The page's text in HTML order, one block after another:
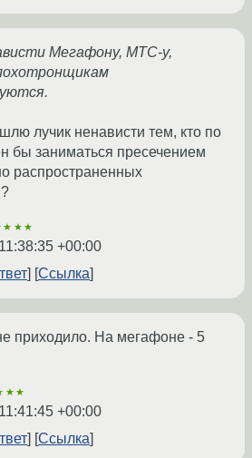
Мегафону, МТС-у,
лучик ненависти тем, кто по
бы заниматься пресечением
распространенных
+00:00
Ссылка
приходило. На мегафоне - 5
+00:00
Ссылка